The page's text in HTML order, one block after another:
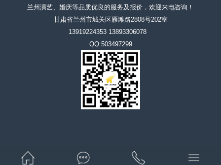
兰州演艺、婚庆等品质优良的服务及报价，欢迎来电咨询！
甘肃省兰州市城关区雁滩路2808号202室
13919224353 13893306078
QQ:503497299